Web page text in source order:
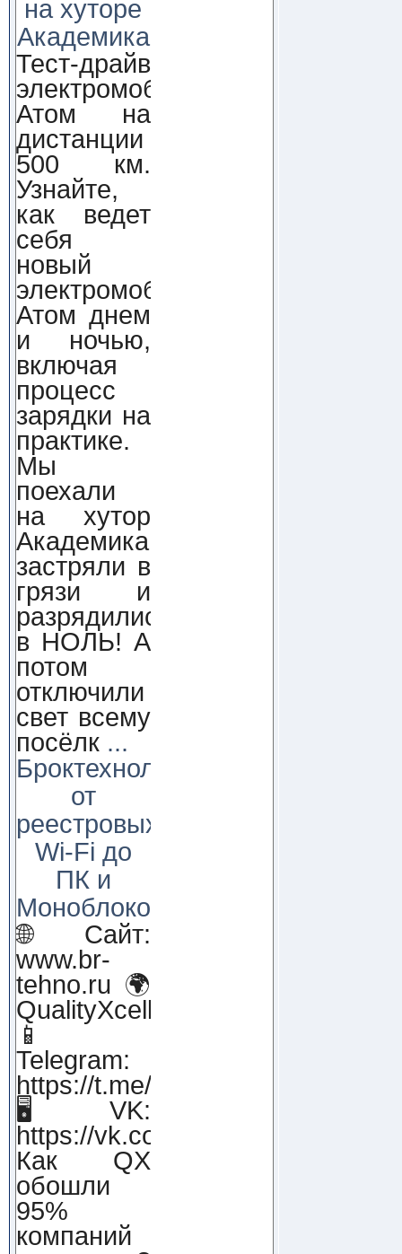
на хуторе
Академика
Тест-драйв
электромобиля
Атом на
дистанции
500 км.
Узнайте,
как ведет
себя
новый
электромобиль
Атом днем
и ночью,
включая
процесс
зарядки на
практике.
Мы
поехали
на хутор
Академика,
застряли в
грязи и
разрядились
в НОЛЬ! А
потом
отключили
свет всему
посёлк ...
Броктехнолоджи:
от
реестровых
Wi-Fi до
ПК и
Моноблоков!
🌐 Сайт:
www.br-
tehno.ru 🌍
QualityXcellence.ru
📱
Telegram:
https://t.me/qx_lab_IT
🖥 VK:
https://vk.com/qualityxcellenc
Как QX
обошли
95%
компаний